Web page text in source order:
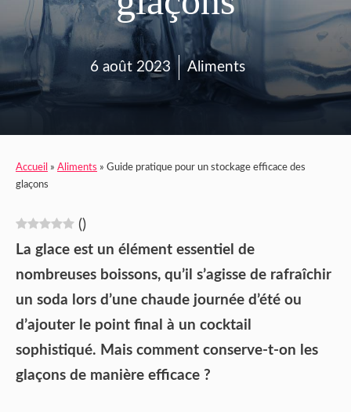
6 août 2023 Aliments
Accueil » Aliments » Guide pratique pour un stockage efficace des
glaçons
()
La glace est un élément essentiel de
nombreuses boissons, qu’il s’agisse de rafraîchir
un soda lors d’une chaude journée d’été ou
d’ajouter le point final à un cocktail
sophistiqué. Mais comment conserve-t-on les
glaçons de manière efficace ?